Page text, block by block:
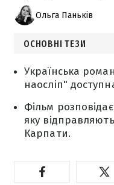
Ольга Паньків
ОСНОВНІ ТЕЗИ
Українська
наосліп"
Фільм
яку
Карпати.